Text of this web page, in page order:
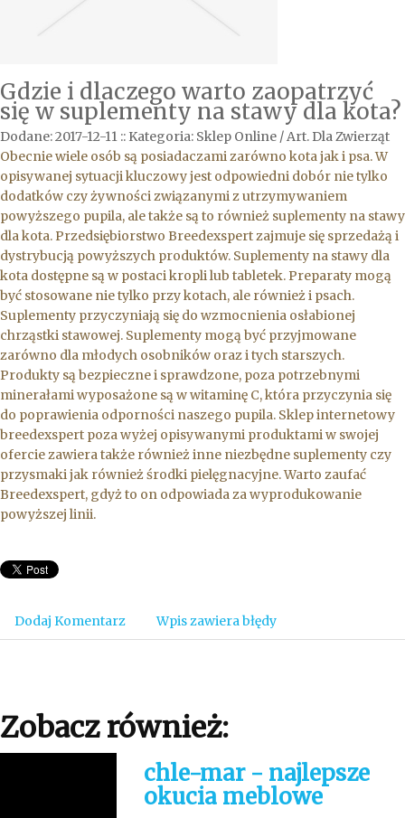
Gdzie i dlaczego warto zaopatrzyć
się w suplementy na stawy dla kota?
Dodane: 2017-12-11 :: Kategoria: Sklep Online / Art. Dla Zwierząt
Obecnie wiele osób są posiadaczami zarówno kota jak i psa. W
opisywanej sytuacji kluczowy jest odpowiedni dobór nie tylko
dodatków czy żywności związanymi z utrzymywaniem
powyższego pupila, ale także są to również suplementy na stawy
dla kota. Przedsiębiorstwo Breedexspert zajmuje się sprzedażą i
dystrybucją powyższych produktów. Suplementy na stawy dla
kota dostępne są w postaci kropli lub tabletek. Preparaty mogą
być stosowane nie tylko przy kotach, ale również i psach.
Suplementy przyczyniają się do wzmocnienia osłabionej
chrząstki stawowej. Suplementy mogą być przyjmowane
zarówno dla młodych osobników oraz i tych starszych.
Produkty są bezpieczne i sprawdzone, poza potrzebnymi
minerałami wyposażone są w witaminę C, która przyczynia się
do poprawienia odporności naszego pupila. Sklep internetowy
breedexspert poza wyżej opisywanymi produktami w swojej
ofercie zawiera także również inne niezbędne suplementy czy
przysmaki jak również środki pielęgnacyjne. Warto zaufać
Breedexspert, gdyż to on odpowiada za wyprodukowanie
powyższej linii.
Dodaj Komentarz Wpis zawiera błędy
Zobacz również:
chle-mar - najlepsze
okucia meblowe